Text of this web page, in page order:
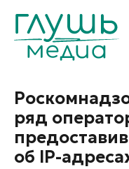
ряд
об IP-